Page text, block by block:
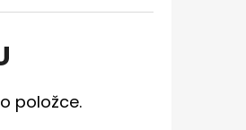
položce.